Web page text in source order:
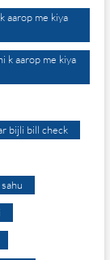
aarop me kiya
k aarop me kiya
bijli bill check